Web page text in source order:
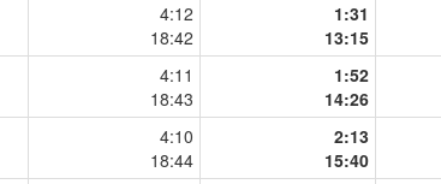
4:12
18:42
1:31
13:15
4:11
18:43
1:52
14:26
4:10
18:44
2:13
15:40